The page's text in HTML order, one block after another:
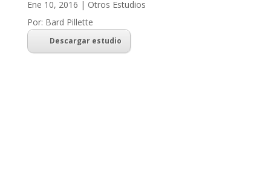
Ene 10, 2016 | Otros Estudios
Por: Bard Pillette
Descargar estudio